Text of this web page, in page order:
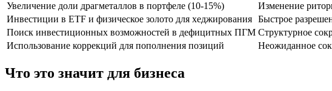
Увеличение доли драгметаллов в портфеле (10-15%)
Изменение
Инвестиции в ETF и физическое золото для хеджирования Быстрое
Поиск инвестиционных возможностей в дефицитных ПГМ Структурное
Использование коррекций для пополнения позиций
Неожиданное
Что это значит для бизнеса